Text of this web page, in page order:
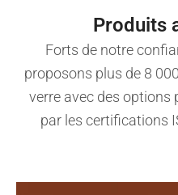
Produits
Forts de notre
proposons plus de 8
verre avec des options
par les certifications